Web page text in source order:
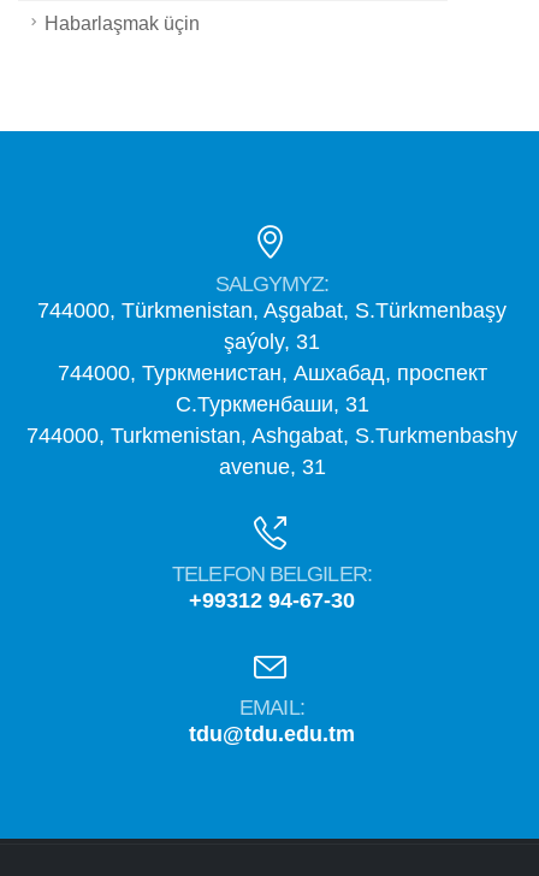
Habarlaşmak üçin
SALGYMYZ:
744000, Türkmenistan, Aşgabat, S.Türkmenbaşy
şaýoly, 31
744000, Туркменистан, Ашхабад, проспект
С.Туркменбаши, 31
744000, Turkmenistan, Ashgabat, S.Turkmenbashy
avenue, 31
TELEFON BELGILER:
+99312 94-67-30
EMAIL:
tdu@tdu.edu.tm